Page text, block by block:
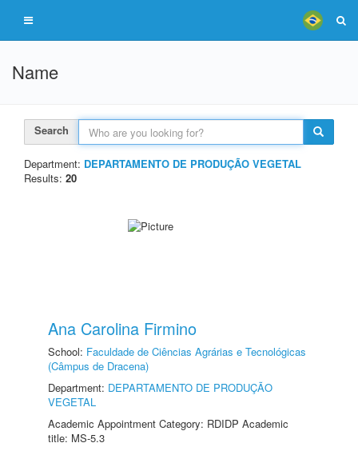
Name
Search
Department: DEPARTAMENTO DE PRODUÇÃO VEGETAL
Results: 20
Ana Carolina Firmino
School: Faculdade de Ciências Agrárias e Tecnológicas
(Câmpus de Dracena)
Department: DEPARTAMENTO DE PRODUÇÃO
VEGETAL
Academic Appointment Category: RDIDP Academic
title: MS-5.3